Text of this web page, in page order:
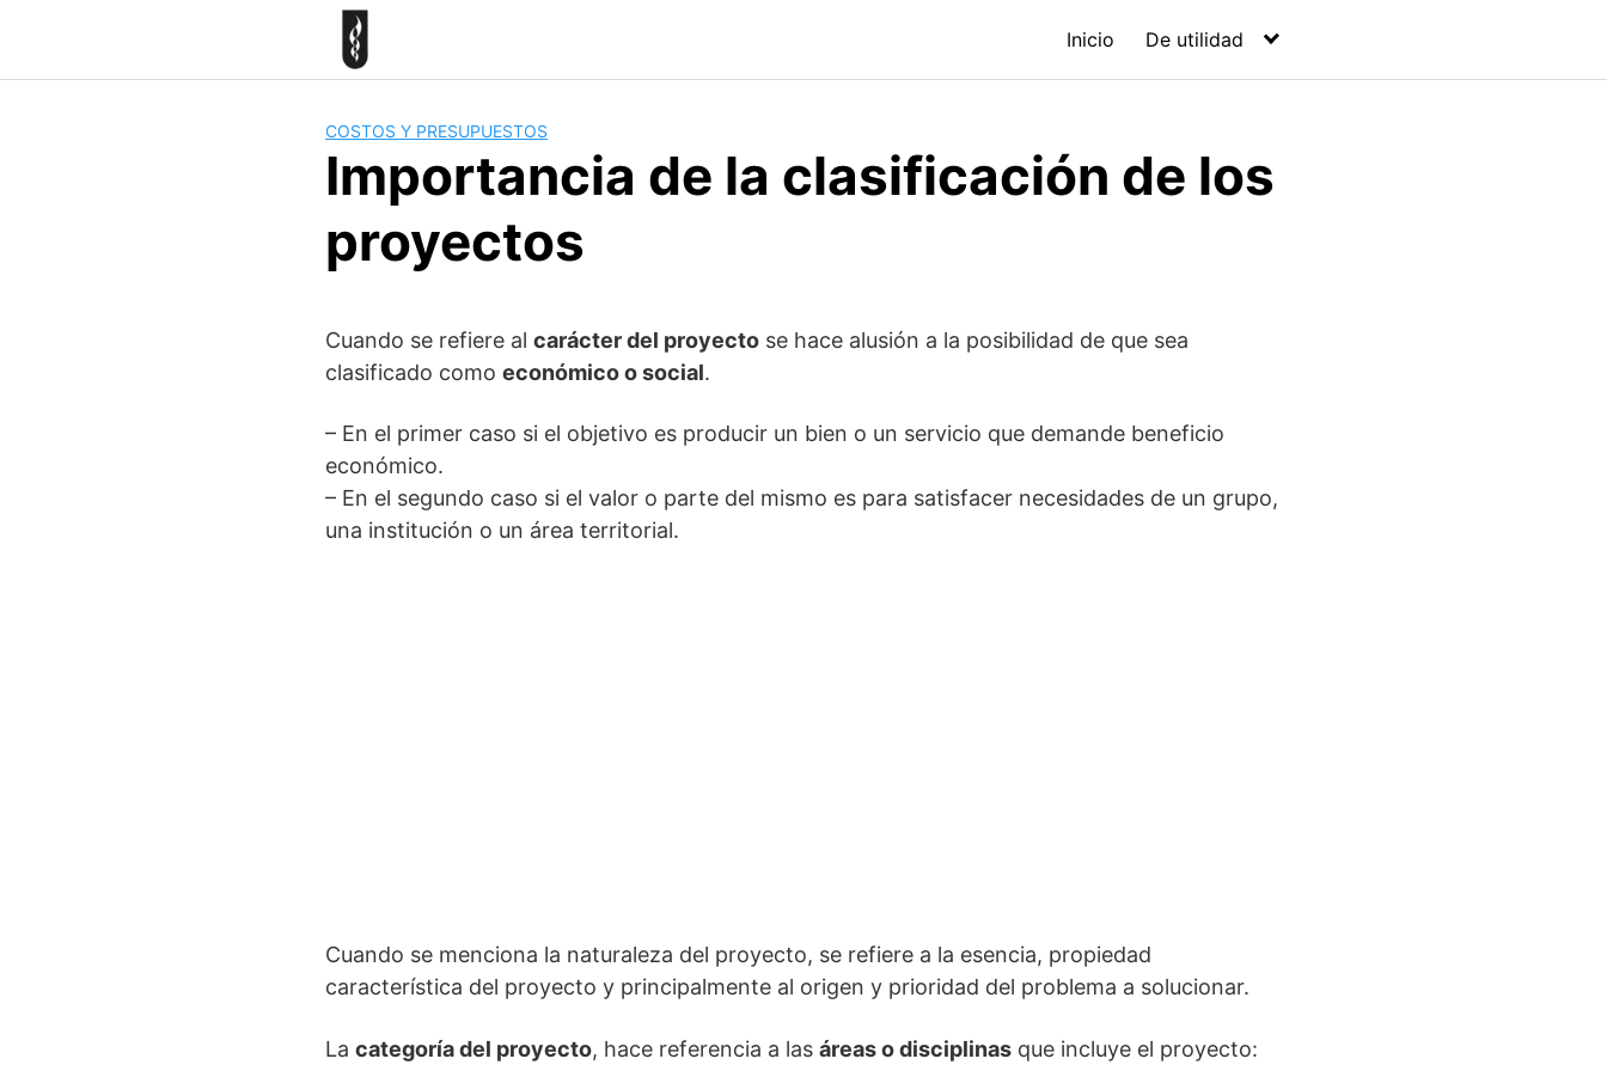
Inicio De utilidad
COSTOS Y PRESUPUESTOS
Importancia de la clasificación de los
proyectos
Cuando se refiere al carácter del proyecto se hace alusión a la posibilidad de que sea
clasificado como económico o social.
– En el primer caso si el objetivo es producir un bien o un servicio que demande beneficio
económico.
– En el segundo caso si el valor o parte del mismo es para satisfacer necesidades de un grupo,
una institución o un área territorial.
Cuando se menciona la naturaleza del proyecto, se refiere a la esencia, propiedad
característica del proyecto y principalmente al origen y prioridad del problema a solucionar.
La categoría del proyecto, hace referencia a las áreas o disciplinas que incluye el proyecto: